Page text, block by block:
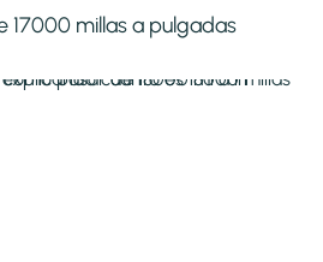
17000 millas a pulgadas